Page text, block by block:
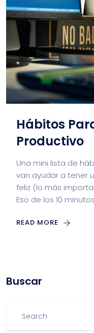
Hábitos
Productivo
Una mini lista de
van ayudar a tener
feliz (lo más
Eso de los 10
READ MORE
Buscar